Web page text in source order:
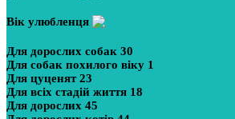
Вік улюбленця
Для дорослих собак 30
Для собак похилого віку 1
Для цуценят23
Для всіх стадій життя 18
Для дорослих 45